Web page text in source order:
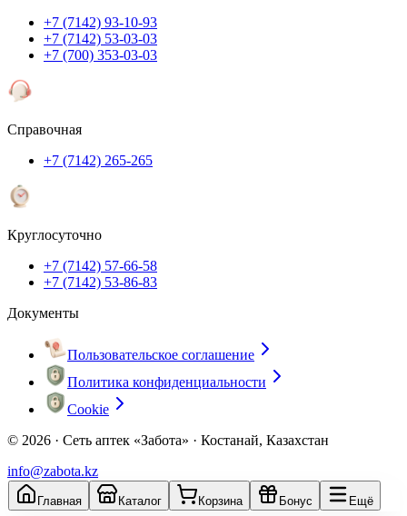
+7 (7142) 93-10-93
+7 (7142) 53-03-03
+7 (700) 353-03-03
Справочная
+7 (7142) 265-265
Круглосуточно
+7 (7142) 57-66-58
+7 (7142) 53-86-83
Документы
Пользовательское соглашение
Политика конфиденциальности
Cookie
© 2026 · Сеть аптек «Забота» · Костанай, Казахстан
info@zabota.kz
Главная Каталог Корзина Бонус Ещё